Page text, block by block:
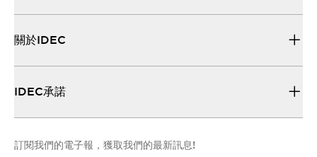
關於IDEC
IDEC承諾
訂閱我們的電子報，獲取我們的最新訊息!